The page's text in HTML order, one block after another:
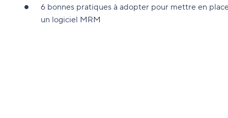
6 bonnes pratiques à adopter pour mettre en
un logiciel MRM